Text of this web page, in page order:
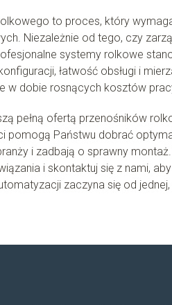
to proces, który
Niezależnie od tego, czy
systemy rolkowe
łatwość obsługi i
w dobie rosnących kosztów
pełną ofertą przenośników
pomogą Państwu dobrać
i zadbają o sprawny
i skontaktuj się z nami,
zaczyna się od jednej,